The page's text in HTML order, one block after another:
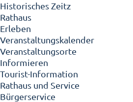
Historisches Zeitz
Rathaus
Erleben
Veranstaltungskalender
Veranstaltungsorte
Informieren
Tourist-Information
Rathaus und Service
Bürgerservice